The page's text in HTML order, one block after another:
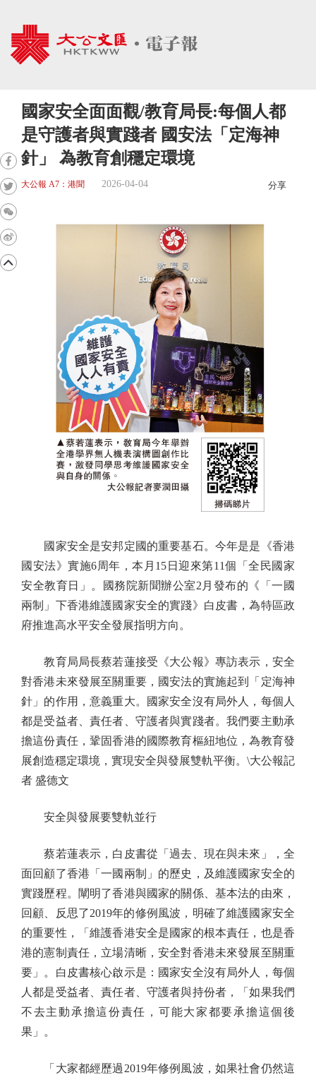
國家安全面面觀/教育局長:每個人都
是守護者與實踐者 國安法「定海神
針」 為教育創穩定環境
大公報 A7：港聞 2026-04-04 分享
國家安全是安邦定國的重要基石。今年是是《香港
國安法》實施6周年，本月15日迎來第11個「全民國家
安全教育日」。國務院新聞辦公室2月發布的《「一國
兩制」下香港維護國家安全的實踐》白皮書，為特區政
府推進高水平安全發展指明方向。
教育局局長蔡若蓮接受《大公報》專訪表示，安全
對香港未來發展至關重要，國安法的實施起到「定海神
針」的作用，意義重大。國家安全沒有局外人，每個人
都是受益者、責任者、守護者與實踐者。我們要主動承
擔這份責任，鞏固香港的國際教育樞紐地位，為教育發
展創造穩定環境，實現安全與發展雙軌平衡。\大公報記
者 盛德文
安全與發展要雙軌並行
蔡若蓮表示，白皮書從「過去、現在與未來」，全
面回顧了香港「一國兩制」的歷史，及維護國家安全的
實踐歷程。闡明了香港與國家的關係、基本法的由來，
回顧、反思了2019年的修例風波，明確了維護國家安全
的重要性，「維護香港安全是國家的根本責任，也是香
港的憲制責任，立場清晰，安全對香港未來發展至關重
要」。白皮書核心啟示是：國家安全沒有局外人，每個
人都是受益者、責任者、守護者與持份者，「如果我們
不去主動承擔這份責任，可能大家都要承擔這個後
果」。
「大家都經歷過2019年修例風波，如果社會仍然這